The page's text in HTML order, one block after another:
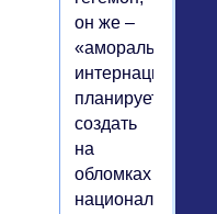
он же –
«аморальный
интернационал»,
планирует
создать
на
обломках
национальных